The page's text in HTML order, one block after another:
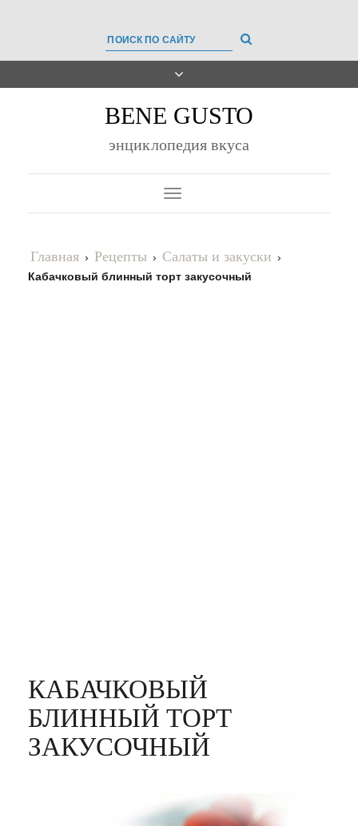
BENE GUSTO
энциклопедия вкуса
Toggle
Navigation
Главная › Рецепты › Салаты и закуски ›
Кабачковый блинный торт закусочный
КАБАЧКОВЫЙ
БЛИННЫЙ ТОРТ
ЗАКУСОЧНЫЙ